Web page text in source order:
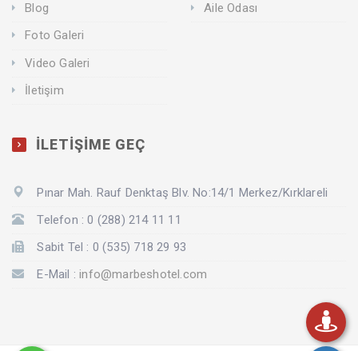
Blog
Foto Galeri
Video Galeri
İletişim
Aile Odası
İLETİŞİME GEÇ
Pınar Mah. Rauf Denktaş Blv. No:14/1 Merkez/Kırklareli
Telefon : 0 (288) 214 11 11
Sabit Tel : 0 (535) 718 29 93
E-Mail :info@marbeshotel.com